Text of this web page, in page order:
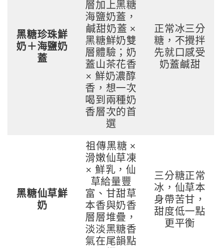
黑糖珍珠鮮
奶＋海鹽奶
蓋
層加上黑糖
海鹽奶蓋，
鹹甜奶蓋 ×
黑糖鮮奶雙
層體驗；奶
蓋山茶花香
× 鮮奶濃醇
香，想一次
喝到兩種奶
香層次的首
選
正常冰三分
糖，不攪拌
先就口感受
奶蓋鹹甜
黑糖仙草鮮
奶
祖傳黑糖 ×
滑嫩仙草凍
× 鮮乳，仙
草給量豐
富、甘甜草
本香與奶香
層層堆疊，
淡淡黑糖香
氣在尾韻點
三分糖正常
冰，仙草本
身帶苦甘，
甜度低一點
更平衡